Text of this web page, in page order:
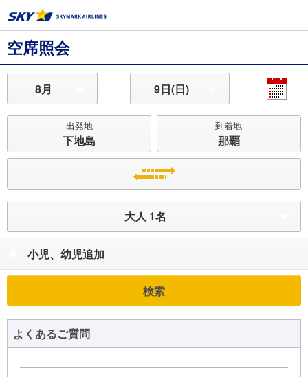
空席照会
8月 9日(日)
出発地
下地島
到着地
那覇
大人 1名
小児、幼児追加
検索
よくあるご質問